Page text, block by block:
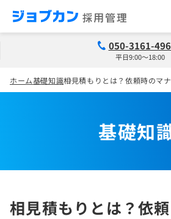
050-3161-
平日9:00～18:00
ホーム基礎知識相見積もりとは？依頼時のマ
基礎知
相見積もりとは？依